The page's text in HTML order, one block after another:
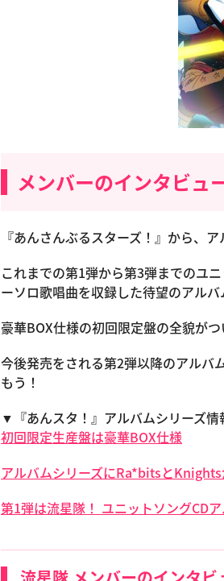
メンバーのインタビュ
『あんさんぶるスターズ！』から、
これまでの第1弾から第3弾までのユ
ーソロ歌唱曲を収録した待望のアルバ
豪華BOX仕様の初回限定盤の全貌が
今後発売をされる第2弾以降のアルバ
もう！
▼『あんスタ！』アルバムシリーズ情
初回限定生産盤は豪華BOX仕様
アルバムシリーズにRa*bitsと
第1弾は流星隊！ ユニットソングCD